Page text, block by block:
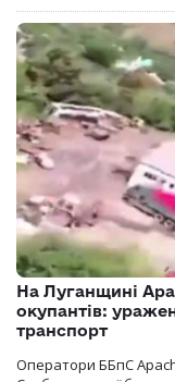
На Луганщині
окупантів:
транспорт
Оператори ББпС